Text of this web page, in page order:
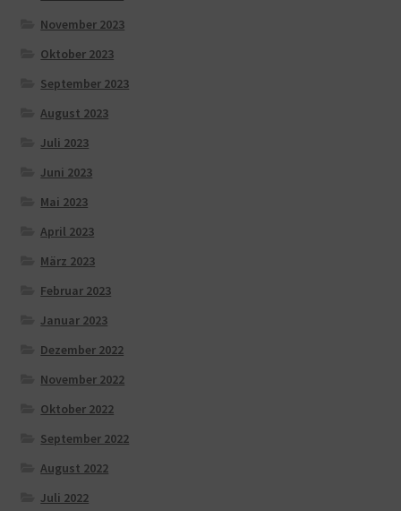
November 2023
Oktober 2023
September 2023
August 2023
Juli 2023
Juni 2023
Mai 2023
April 2023
März 2023
Februar 2023
Januar 2023
Dezember 2022
November 2022
Oktober 2022
September 2022
August 2022
Juli 2022